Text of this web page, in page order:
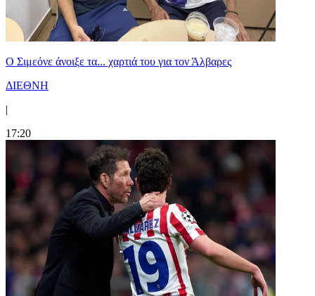
Ο Σιμεόνε άνοιξε τα... χαρτιά του για τον Άλβαρες
ΔΙΕΘΝΗ
|
17:20